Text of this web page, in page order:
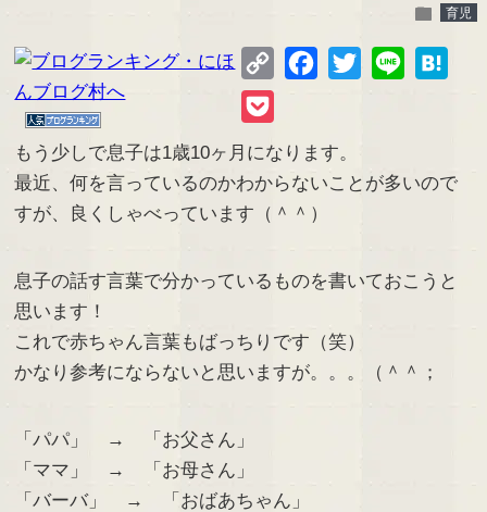
folder 育児
Copy
Facebook
Twitter Line
もう少しで息子は1歳10ヶ月になります。
最近、何を言っているのかわからないことが多いので
すが、良くしゃべっています（＾＾）
息子の話す言葉で分かっているものを書いておこうと
思います！
これで赤ちゃん言葉もばっちりです（笑）
かなり参考にならないと思いますが。。。（＾＾；
「パパ」 → 「お父さん」
「ママ」 → 「お母さん」
「バーバ」 → 「おばあちゃん」